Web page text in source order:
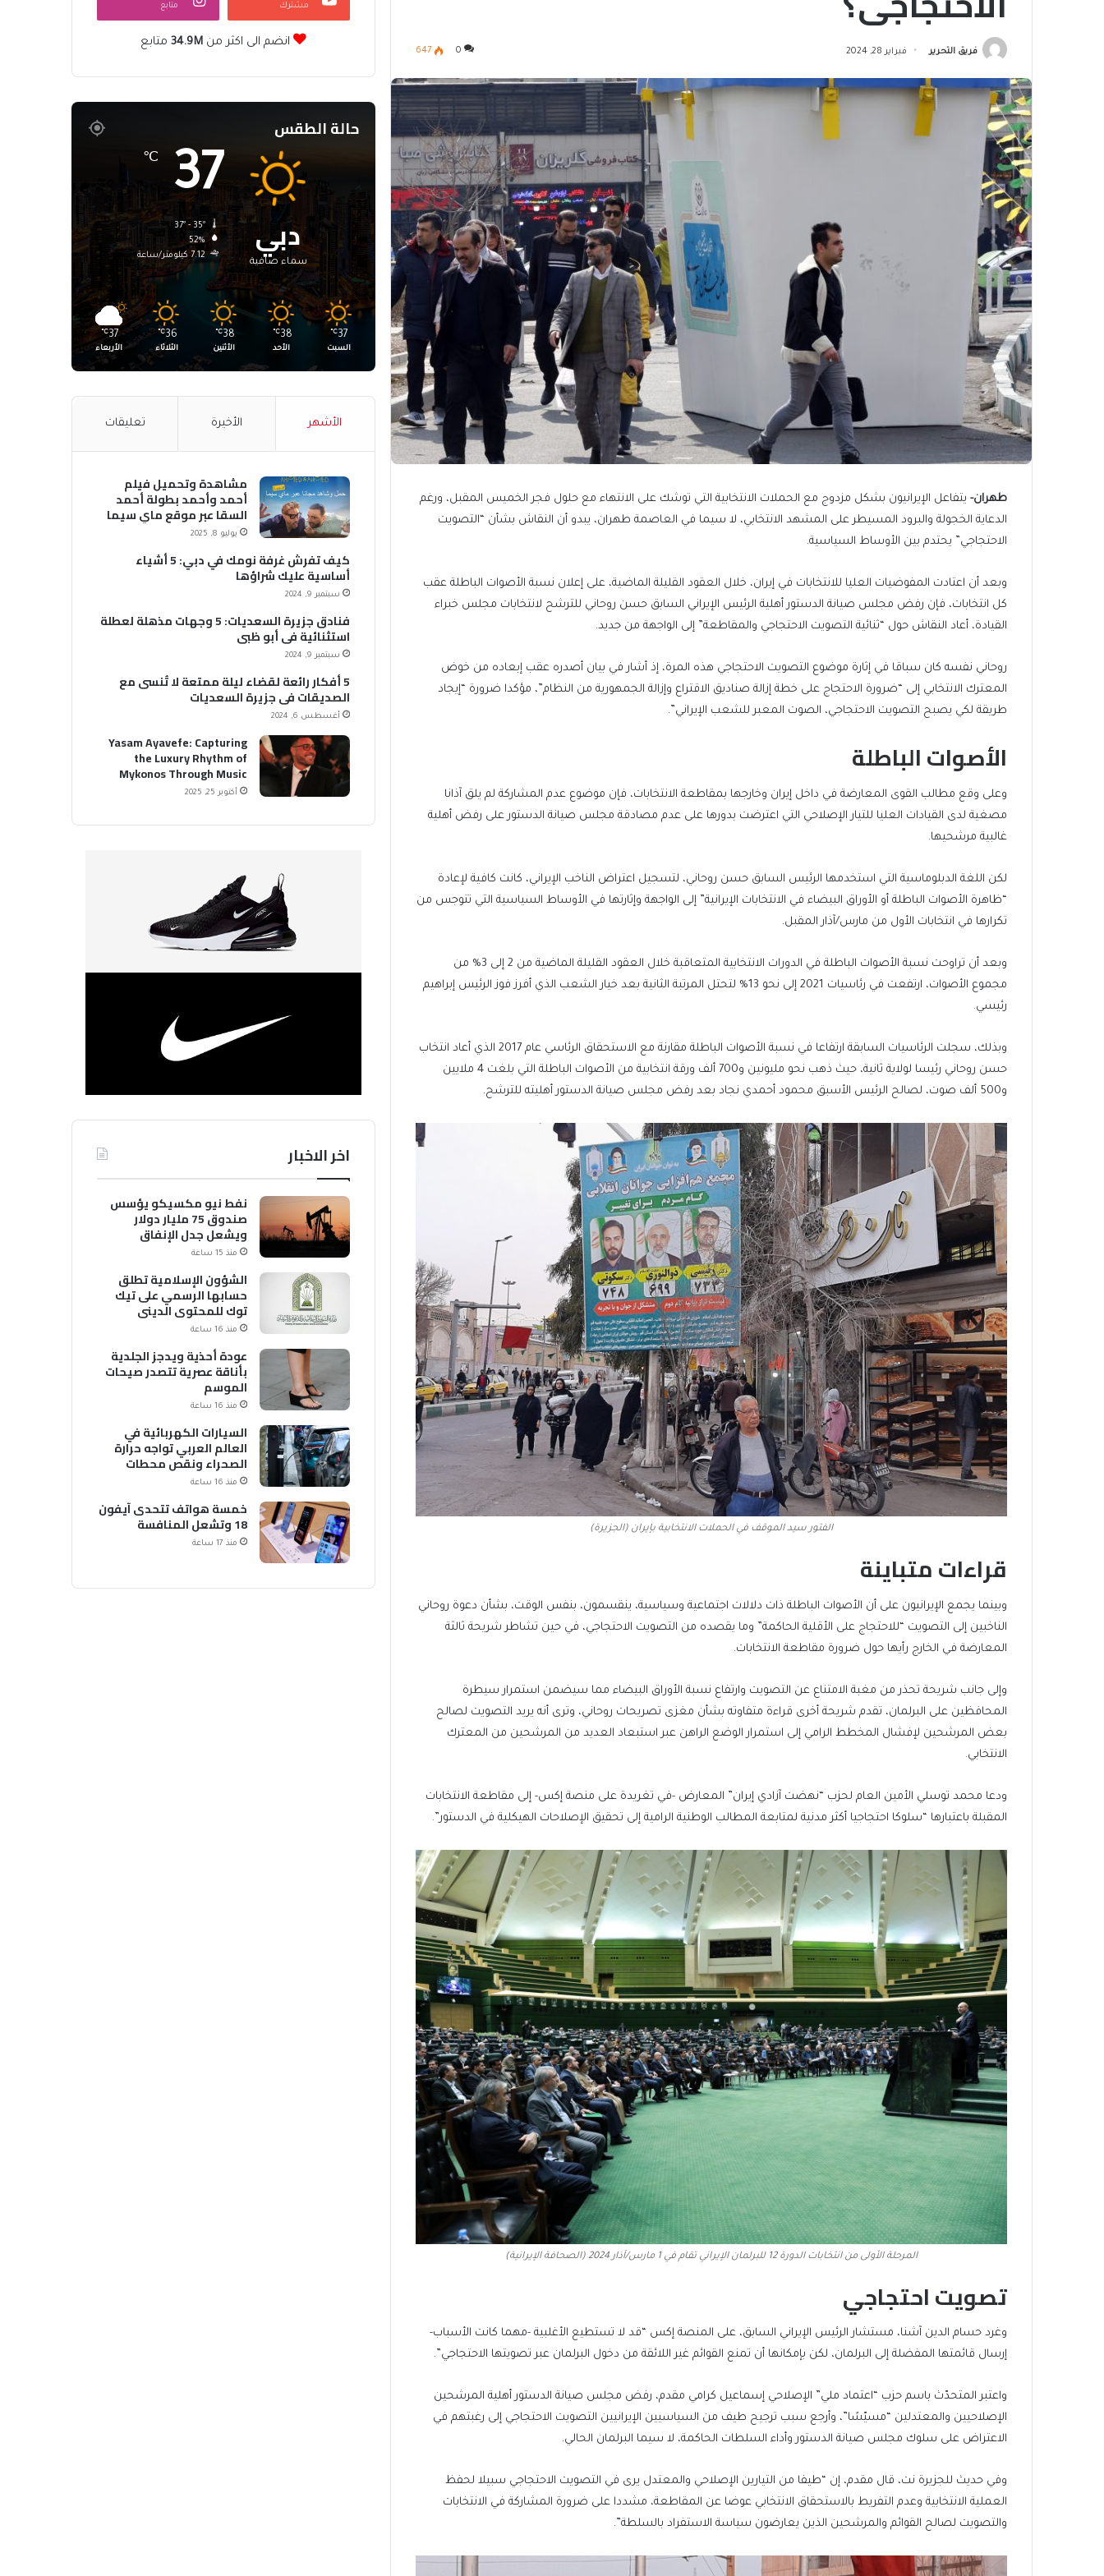
فريق التحرير فبراير 28, 2024 0
647
طهران- يتفاعل الإيرانيون بشكل مزدوج مع الحملات الانتخابية التي توشك على الانتهاء مع حلول فجر الخميس المقبل، ورغم
الدعاية الخجولة والبرود المسيطر على المشهد الانتخابي، لا سيما في العاصمة طهران، يبدو أن النقاش بشأن “التصويت
الاحتجاجي” يحتدم بين الأوساط السياسية.
وبعد أن اعتادت المفوضيات العليا للانتخابات في إيران، خلال العقود القليلة الماضية، على إعلان نسبة الأصوات الباطلة عقب
كل انتخابات، فإن رفض مجلس صيانة الدستور أهلية الرئيس الإيراني السابق حسن روحاني للترشح لانتخابات مجلس خبراء
القيادة، أعاد النقاش حول “ثنائية التصويت الاحتجاجي والمقاطعة” إلى الواجهة من جديد.
روحاني نفسه كان سباقا في إثارة موضوع التصويت الاحتجاجي هذه المرة، إذ أشار في بيان أصدره عقب إبعاده من خوض
المعترك الانتخابي إلى “ضرورة الاحتجاج على خطة إزالة صناديق الاقتراع وإزالة الجمهورية من النظام”، مؤكدا ضرورة “إيجاد
طريقة لكي يصبح التصويت الاحتجاجي، الصوت المعبر للشعب الإيراني”.
الأصوات الباطلة
وعلى وقع مطالب القوى المعارضة في داخل إيران وخارجها بمقاطعة الانتخابات، فإن موضوع عدم المشاركة لم يلق آذانا
مصغية لدى القيادات العليا للتيار الإصلاحي التي اعترضت بدورها على عدم مصادقة مجلس صيانة الدستور على رفض أهلية
غالبية مرشحيها.
لكن اللغة الدبلوماسية التي استخدمها الرئيس السابق حسن روحاني، لتسجيل اعتراض الناخب الإيراني، كانت كافية لإعادة
“ظاهرة الأصوات الباطلة أو الأوراق البيضاء في الانتخابات الإيرانية” إلى الواجهة وإثارتها في الأوساط السياسية التي تتوجس من
تكرارها في انتخابات الأول من مارس/آذار المقبل.
وبعد أن تراوحت نسبة الأصوات الباطلة في الدورات الانتخابية المتعاقبة خلال العقود القليلة الماضية من 2 إلى 3% من
مجموع الأصوات، ارتفعت في رئاسيات 2021 إلى نحو 13% لتحتل المرتبة الثانية بعد خيار الشعب الذي أفرز فوز الرئيس إبراهيم
رئيسي.
وبذلك، سجلت الرئاسيات السابقة ارتفاعا في نسبة الأصوات الباطلة مقارنة مع الاستحقاق الرئاسي عام 2017 الذي أعاد انتخاب
حسن روحاني رئيسا لولاية ثانية، حيث ذهب نحو مليونين و700 ألف ورقة انتخابية من الأصوات الباطلة التي بلغت 4 ملايين
و500 ألف صوت، لصالح الرئيس الأسبق محمود أحمدي نجاد بعد رفض مجلس صيانة الدستور أهليته للترشح.
الفتور سيد الموقف في الحملات الانتخابية بإيران (الجزيرة)
قراءات متباينة
وبينما يجمع الإيرانيون على أن الأصوات الباطلة ذات دلالات اجتماعية وسياسية، ينقسمون، بنفس الوقت، بشأن دعوة روحاني
الناخبين إلى التصويت “للاحتجاج على الأقلية الحاكمة” وما يقصده من التصويت الاحتجاجي، في حين تشاطر شريحة ثالثة
المعارضة في الخارج رأيها حول ضرورة مقاطعة الانتخابات.
وإلى جانب شريحة تحذر من مغبة الامتناع عن التصويت وارتفاع نسبة الأوراق البيضاء مما سيضمن استمرار سيطرة
المحافظين على البرلمان، تقدم شريحة أخرى قراءة متفاوته بشأن مغزى تصريحات روحاني، وترى أنه يريد التصويت لصالح
بعض المرشحين لإفشال المخطط الرامي إلى استمرار الوضع الراهن عبر استبعاد العديد من المرشحين من المعترك
الانتخابي.
ودعا محمد توسلي الأمين العام لحزب “نهضت آزادي إيران” المعارض -في تغريدة على منصة إكس- إلى مقاطعة الانتخابات
المقبلة باعتبارها “سلوكا احتجاجيا أكثر مدنية لمتابعة المطالب الوطنية الرامية إلى تحقيق الإصلاحات الهيكلية في الدستور”.
المرحلة الأولى من انتخابات الدورة 12 للبرلمان الإيراني تقام في 1 مارس/آذار 2024 (الصحافة الإيرانية)
تصويت احتجاجي
وغرد حسام الدين آشنا، مستشار الرئيس الإيراني السابق، على المنصة إكس “قد لا تستطيع الأغلبية -مهما كانت الأسباب-
إرسال قائمتها المفضلة إلى البرلمان، لكن بإمكانها أن تمنع القوائم غير اللائقة من دخول البرلمان عبر تصويتها الاحتجاجي”.
واعتبر المتحدّث باسم حزب “اعتماد ملي” الإصلاحي إسماعيل كرامي مقدم، رفض مجلس صيانة الدستور أهلية المرشحين
الإصلاحيين والمعتدلين “مسيّسًا”، وأرجع سبب ترجيح طيف من السياسيين الإيرانيين التصويت الاحتجاجي إلى رغبتهم في
الاعتراض على سلوك مجلس صيانة الدستور وأداء السلطات الحاكمة، لا سيما البرلمان الحالي.
وفي حديث للجزيرة نت، قال مقدم، إن “طيفا من التيارين الإصلاحي والمعتدل يرى في التصويت الاحتجاجي سبيلا لحفظ
العملية الانتخابية وعدم التفريط بالاستحقاق الانتخابي عوضا عن المقاطعة، مشددا على ضرورة المشاركة في الانتخابات
والتصويت لصالح القوائم والمرشحين الذين يعارضون سياسة الاستفراد بالسلطة”.
مشترك متابع
انضم الى اكثر من34.9M متابع
حالة الطقس
دبي
سماء صافية
37
℃
52%
7.12 كيلومتر/ساعة
37
℃
السبت
38
℃
الأحد
38
℃
الأثنين
36
℃
الثلاثاء
37
℃
الأربعاء
الأشهر الأخيرة تعليقات
مشاهدة وتحميل فيلم
أحمد وأحمد بطولة أحمد
السقا عبر موقع ماي سيما
MyCima (وي سيما WeCima)
يوليو 8, 2025
كيف تفرش غرفة نومك في دبي: 5 أشياء
أساسية عليك شراؤها
سبتمبر 9, 2024
فنادق جزيرة السعديات: 5 وجهات مذهلة لعطلة
استثنائية في أبو ظبي
سبتمبر 9, 2024
5 أفكار رائعة لقضاء ليلة ممتعة لا تُنسى مع
الصديقات في جزيرة السعديات
أغسطس 6, 2024
Yasam Ayavefe: Capturing
the Luxury Rhythm of
Mykonos Through Music
أكتوبر 25, 2025
اخر الاخبار
نفط نيو مكسيكو يؤسس
صندوق 75 مليار دولار
ويشعل جدل الإنفاق
منذ 15 ساعة
الشؤون الإسلامية تطلق
حسابها الرسمي على تيك
توك للمحتوى الديني
منذ 16 ساعة
عودة أحذية ويدجز الجلدية
بأناقة عصرية تتصدر صيحات
الموسم
منذ 16 ساعة
السيارات الكهربائية في
العالم العربي تواجه حرارة
الصحراء ونقص محطات
الشحن
منذ 16 ساعة
خمسة هواتف تتحدى آيفون
18 وتشعل المنافسة
منذ 17 ساعة